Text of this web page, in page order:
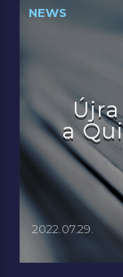
NEWS
a
2022.07.29.